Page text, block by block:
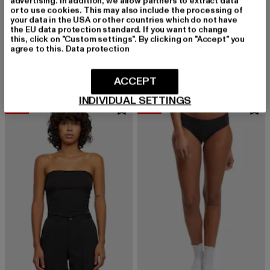
URBAN CLASSICS
Ladies Bonded Tanga 3- Pack
URBAN CLASSICS
-60%
or to use cookies. This may also include the processing of
your data in the USA or other countries which do not have
the EU data protection standard. If you want to change
this, click on "Custom settings". By clicking on "Accept" you
agree to this. Data protection
INDIVIDUAL SETTINGS
ACCEPT